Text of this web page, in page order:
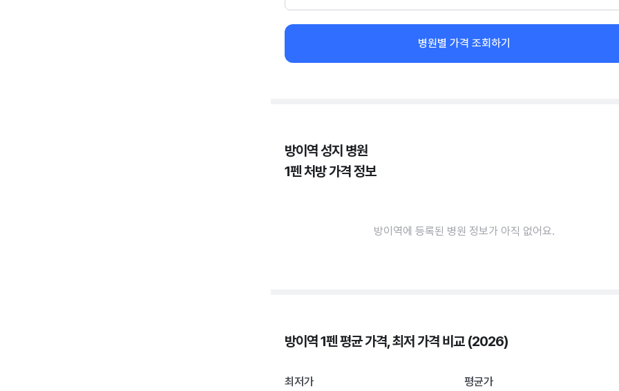
병원별 가격 조회하기
방이역 성지 병원
1펜 처방 가격 정보
방이역에 등록된 병원 정보가 아직 없어요.
방이역 1펜 평균 가격, 최저 가격 비교 (2026)
최저가 평균가